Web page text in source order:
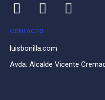
CONTACTO
luisbonilla.com
Avda. Alcalde Vicente